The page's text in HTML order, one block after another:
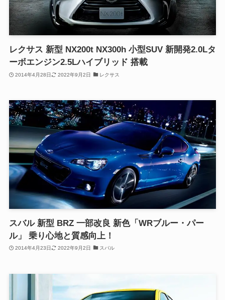
レクサス 新型 NX200t NX300h 小型SUV 新開発2.0Lタ
ーボエンジン2.5Lハイブリッド 搭載
2014年4月28日 2022年9月2日 レクサス
スバル 新型 BRZ 一部改良 新色「WRブルー・パー
ル」 乗り心地と質感向上！
2014年4月23日 2022年9月2日 スバル